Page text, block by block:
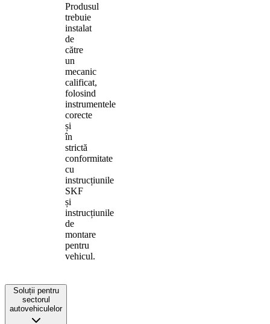
Produsul
trebuie
instalat
de
către
un
mecanic
calificat,
folosind
instrumentele
corecte
și
în
strictă
conformitate
cu
instrucțiunile
SKF
și
instrucțiunile
de
montare
pentru
vehicul.
Soluții pentru
sectorul
autovehiculelor